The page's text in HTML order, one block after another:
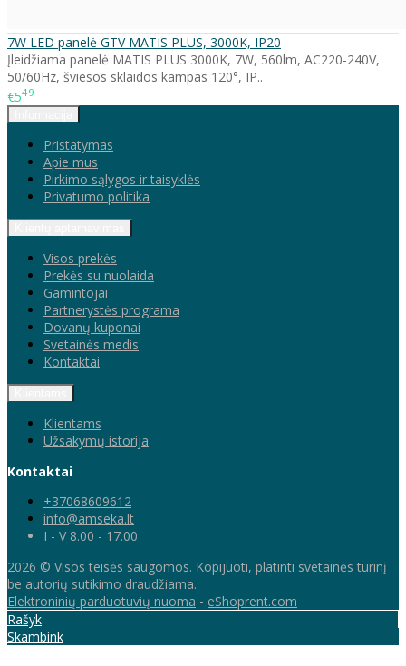
7W LED panelė GTV MATIS PLUS, 3000K, IP20
Įleidžiama panelė MATIS PLUS 3000K, 7W, 560lm, AC220-240V,
50/60Hz, šviesos sklaidos kampas 120°, IP..
€549
Pristatymas
Apie mus
Pirkimo sąlygos ir taisyklės
Privatumo politika
Visos prekės
Prekės su nuolaida
Gamintojai
Partnerystės programa
Dovanų kuponai
Svetainės medis
Kontaktai
Klientams
Užsakymų istorija
Kontaktai
+37068609612
info@amseka.lt
I - V 8.00 - 17.00
2026 © Visos teisės saugomos. Kopijuoti, platinti svetainės turinį
be autorių sutikimo draudžiama.
Elektroninių parduotuvių nuoma - eShoprent.com
Rašyk
Skambink